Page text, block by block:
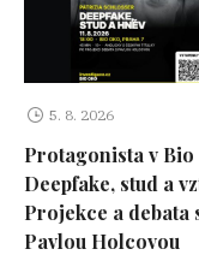
5. 8. 2026
Protagonista v Bio
Deepfake, stud a
Projekce a debata
Pavlou Holcovou